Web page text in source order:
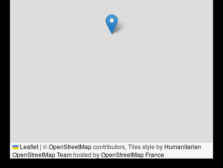
Leaflet | ©OpenStreetMapcontributors, Tiles style by Humanitarian
OpenStreetMap Teamhosted byOpenStreetMap France